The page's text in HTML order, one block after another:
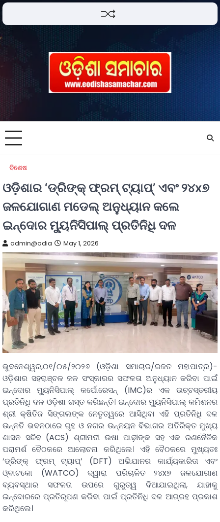
ବିଶେଷ
ଓଡ଼ିଶାର ‘ଡ୍ରିଙ୍କ୍ ଫ୍ରମ୍ ଟ୍ୟାପ୍’ ଏବଂ ୨୪x୭
ଜଳଯୋଗାଣ ମଡେଲ୍ ଅନୁଧ୍ୟାନ କଲେ
ଇନ୍ଦୋର ମ୍ୟୁନିସିପାଲ୍ ପ୍ରତିନିଧି ଦଳ
admin@odia May 1, 2026
ଭୁବନେଶ୍ୱର,୦୧/୦୫/୨୦୨୬ (ଓଡ଼ିଶା ସମାଚାର/ରଜତ ମହାପାତ୍ର)-
ଓଡ଼ିଶାର ସହରାଞ୍ଚଳ ଜଳ ସଂସ୍କାରର ସଫଳତା ଅନୁଧ୍ୟାନ କରିବା ପାଇଁ
ଇନ୍ଦୋର ମ୍ୟୁନିସିପାଲ୍ କର୍ପୋରେସନ୍ (IMC)ର ଏକ ଉଚ୍ଚସ୍ତରୀୟ
ପ୍ରତିନିଧି ଦଳ ଓଡ଼ିଶା ଗସ୍ତ କରିଛନ୍ତି। ଇନ୍ଦୋର ମ୍ୟୁନିସିପାଲ୍ କମିଶନର
ଶ୍ରୀ କ୍ଷିତିଜ ସିଙ୍ଗଲଙ୍କ ନେତୃତ୍ୱରେ ଆସିଥିବା ଏହି ପ୍ରତିନିଧି ଦଳ
ଉନ୍ନତି ଭବନଠାରେ ଗୃହ ଓ ନଗର ଉନ୍ନୟନ ବିଭାଗର ଅତିରିକ୍ତ ମୁଖ୍ୟ
ଶାସନ ସଚିବ (ACS) ଶ୍ରୀମତୀ ଉଷା ପାଢ଼ୀଙ୍କ ସହ ଏକ ରଣନୈତିକ
ପରାମର୍ଶ ବୈଠକରେ ଆଲୋଚନା କରିଥିଲେ। ଏହି ବୈଠକରେ ମୁଖ୍ୟତଃ
‘ଡ୍ରିଙ୍କ୍ ଫ୍ରମ୍ ଟ୍ୟାପ୍’ (DFT) ଅଭିଯାନର କାର୍ଯ୍ୟକାରିତା ଏବଂ
ଓ୍ବାଟକୋ (WATCO) ଦ୍ୱାରା ପରିଚାଳିତ ୨୪x୭ ଜଳଯୋଗାଣ
ବ୍ୟବସ୍ଥାର ସଫଳତା ଉପରେ ଗୁରୁତ୍ୱ ଦିଆଯାଇଥିଲା, ଯାହାକୁ
ଇନ୍ଦୋରରେ ପ୍ରତିରୂପଣ କରିବା ପାଇଁ ପ୍ରତିନିଧି ଦଳ ଆଗ୍ରହ ପ୍ରକାଶ
କରିଥିଲେ।